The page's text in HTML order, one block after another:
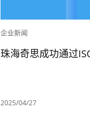
企业新闻
珠海奇思成功通过
2025/04/27